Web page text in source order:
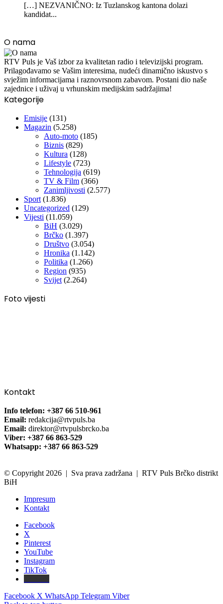
[…] NEZVANIČNO: Iz Tuzlanskog kantona dolazi
kandidat...
O nama
RTV Puls je Vaš izbor za kvalitetan radio i televizijski program.
Prilagođavamo se Vašim interesima, nudeći dinamično iskustvo s
svježim informacijama i raznovrsnom zabavom. Postani dio naše
zajednice i uživaj u vrhunskim medijskim sadržajima!
Kategorije
Emisije (131)
Magazin (5.258)
Auto-moto (185)
Biznis (829)
Kultura (128)
Lifestyle (723)
Tehnologija (619)
TV & Film (366)
Zanimljivosti (2.577)
Sport (1.836)
Uncategorized (129)
Vijesti (11.059)
BiH (3.029)
Brčko (1.397)
Društvo (3.054)
Hronika (1.142)
Politika (1.266)
Region (935)
Svijet (2.264)
Foto vijesti
Kontakt
Info telefon: +387 66 510-961
Email: redakcija@rtvpuls.ba
Email: direktor@rtvpulsbrcko.ba
Viber: +387 66 863-529
Whatsapp: +387 66 863-529
© Copyright 2026 | Sva prava zadržana | RTV Puls Brčko distrikt
BiH
Impresum
Kontakt
Facebook
X
Pinterest
YouTube
Instagram
TikTok
Facebook X WhatsApp Telegram Viber